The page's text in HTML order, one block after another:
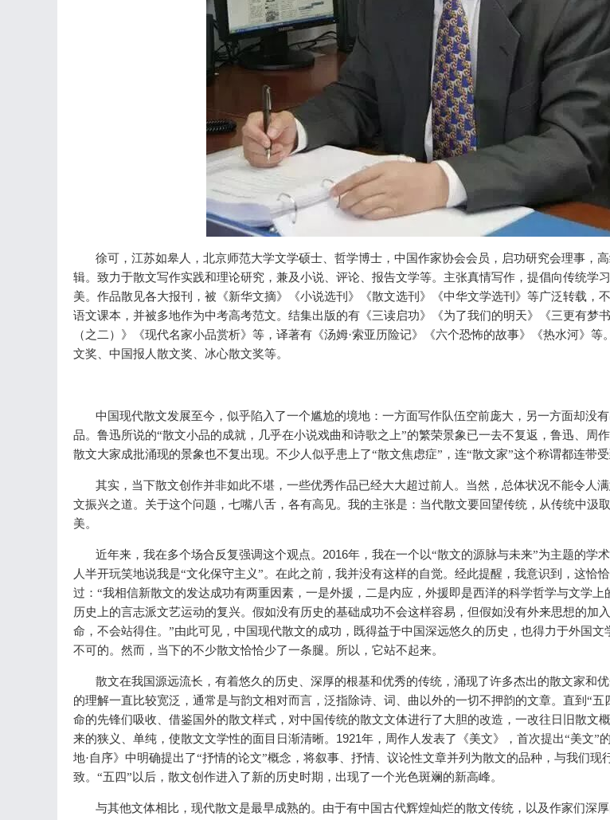
徐可，江苏如皋人，北京师范大学文学硕士、哲学博士，中国作家协会会员，启功研究会理事，
辑。致力于散文写作实践和理论研究，兼及小说、评论、报告文学等。主张真情写作，提倡向传统学
美。作品散见各大报刊，被《新华文摘》《小说选刊》《散文选刊》《中华文学选刊》等广泛转载，
语文课本，并被多地作为中考高考范文。结集出版的有《三读启功》《为了我们的明天》《三更有梦
（之二）》《现代名家小品赏析》等，译著有《汤姆·索亚历险记》《六个恐怖的故事》《热水河》
文奖、中国报人散文奖、冰心散文奖等。
中国现代散文发展至今，似乎陷入了一个尴尬的境地：一方面写作队伍空前庞大，另一方面却没
品。鲁迅所说的“散文小品的成就，几乎在小说戏曲和诗歌之上”的繁荣景象已一去不复返，鲁迅、周
散文大家成批涌现的景象也不复出现。不少人似乎患上了“散文焦虑症”，连“散文家”这个称谓都连带受
其实，当下散文创作并非如此不堪，一些优秀作品已经大大超过前人。当然，总体状况不能令人
文振兴之道。关于这个问题，七嘴八舌，各有高见。我的主张是：当代散文要回望传统，从传统中汲
美。
近年来，我在多个场合反复强调这个观点。 2016年，我在一个以“散文的源脉与未来”为主题的学
人半开玩笑地说我是“文化保守主义”。在此之前，我并没有这样的自觉。经此提醒，我意识到，这恰
过：“我相信新散文的发达成功有两重因素，一是外援，二是内应，外援即是西洋的科学哲学与文学上
历史上的言志派文艺运动的复兴。假如没有历史的基础成功不会这样容易，但假如没有外来思想的加
命，不会站得住。”由此可见，中国现代散文的成功，既得益于中国深远悠久的历史，也得力于外国文
不可的。然而，当下的不少散文恰恰少了一条腿。所以，它站不起来。
散文在我国源远流长，有着悠久的历史、深厚的根基和优秀的传统，涌现了许多杰出的散文家和
的理解一直比较宽泛，通常是与韵文相对而言，泛指除诗、词、曲以外的一切不押韵的文章。直到“五
命的先锋们吸收、借鉴国外的散文样式，对中国传统的散文文体进行了大胆的改造，一改往日旧散文
来的狭义、单纯，使散文文学性的面目日渐清晰。 1921年，周作人发表了《美文》，首次提出“美文”
地·自序》中明确提出了“抒情的论文”概念，将叙事、抒情、议论性文章并列为散文的品种，与我们现
致。“五四”以后，散文创作进入了新的历史时期，出现了一个光色斑斓的新高峰。
与其他文体相比，现代散文是最早成熟的。由于有中国古代辉煌灿烂的散文传统，以及作家们深